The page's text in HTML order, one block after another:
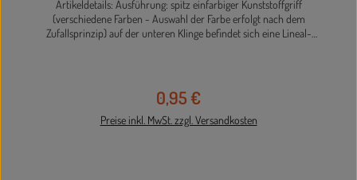
Artikeldetails: Ausführung: spitz einfarbiger Kunststoffgriff
(verschiedene Farben - Auswahl der Farbe erfolgt nach dem
Zufallsprinzip) auf der unteren Klinge befindet sich eine Lineal-
Regulärer Preis:
0,95 €
Preise inkl. MwSt. zzgl. Versandkosten